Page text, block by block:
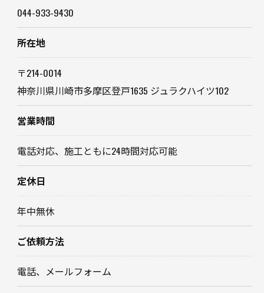
044-933-9430
所在地
〒214-0014
神奈川県川崎市多摩区登戸1635 ジュラクハイツ102
営業時間
電話対応、施工ともに24時間対応可能
定休日
年中無休
ご依頼方法
電話、メールフォーム